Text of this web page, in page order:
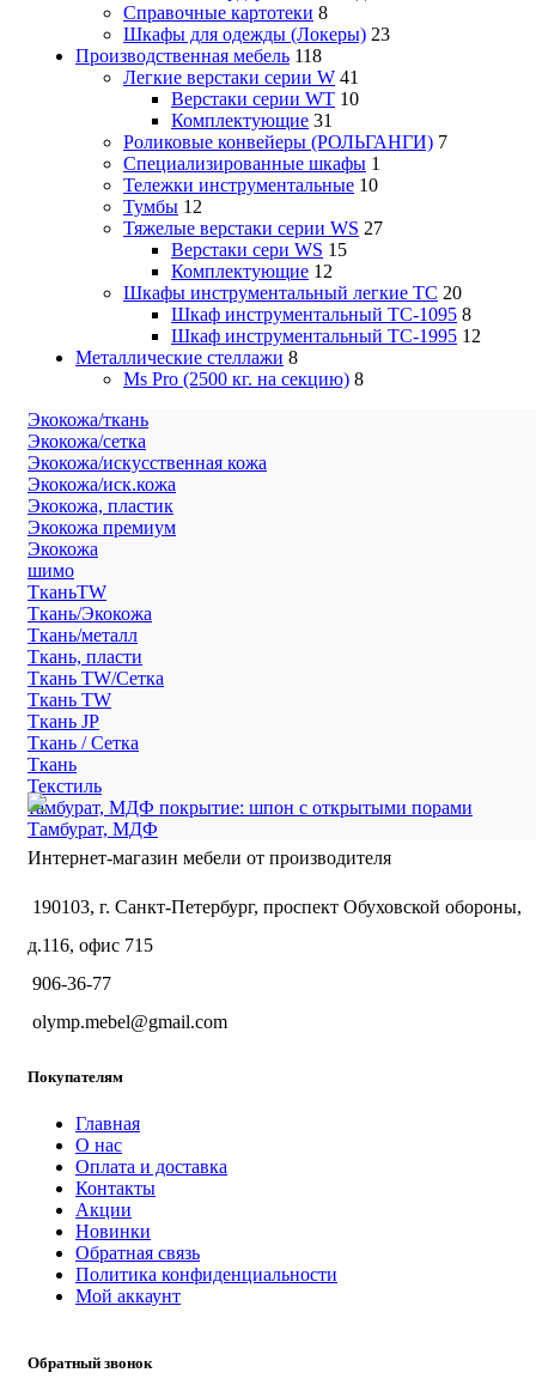
Справочные картотеки 8
Шкафы для одежды (Локеры) 23
Производственная мебель 118
Легкие верстаки серии W 41
Верстаки серии WT 10
Комплектующие 31
Роликовые конвейеры (РОЛЬГАНГИ) 7
Специализированные шкафы 1
Тележки инструментальные 10
Тумбы 12
Тяжелые верстаки серии WS 27
Верстаки сери WS 15
Комплектующие 12
Шкафы инструментальный легкие ТС 20
Шкаф инструментальный TC-1095 8
Шкаф инструментальный TC-1995 12
Металлические стеллажи 8
Ms Pro (2500 кг. на секцию) 8
Экокожа/ткань
Экокожа/сетка
Экокожа/искусственная кожа
Экокожа/иск.кожа
Экокожа, пластик
Экокожа премиум
Экокожа
шимо
ТканьTW
Ткань/Экокожа
Ткань/металл
Ткань, пласти
Ткань TW/Сетка
Ткань TW
Ткань JP
Ткань / Сетка
Ткань
Текстиль
тамбурат, МДФ покрытие: шпон с открытыми порами
Тамбурат, МДФ
Интернет-магазин мебели от производителя
190103, г. Санкт-Петербург, проспект Обуховской обороны,
д.116, офис 715
906-36-77
olymp.mebel@gmail.com
Покупателям
Главная
О нас
Оплата и доставка
Контакты
Акции
Новинки
Обратная связь
Политика конфиденциальности
Мой аккаунт
Обратный звонок